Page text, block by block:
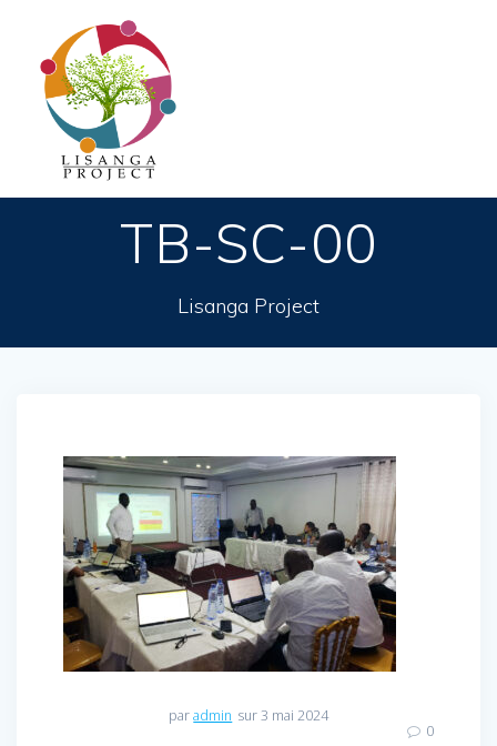
TB-SC-00
Lisanga Project
paradmin sur 3 mai 2024
0